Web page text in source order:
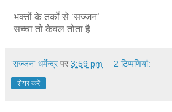
भक्तों के तर्कों से ‘सज्जन’
सच्चा तो केवल तोता है
‘सज्जन’ धर्मेन्द्र पर 3:59 pm 2 टिप्‍पणियां:
शेयर करें